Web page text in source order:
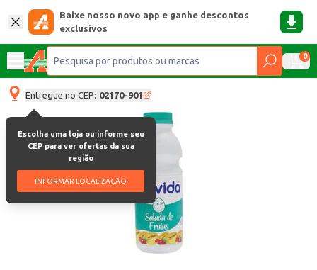
Baixe nosso novo app e ganhe descontos
exclusivos
0
Entregue no CEP: 02170-901
Escolha uma loja ou informe seu
CEP para ver ofertas da sua
região
INFORMAR LOCALIZAÇÃO